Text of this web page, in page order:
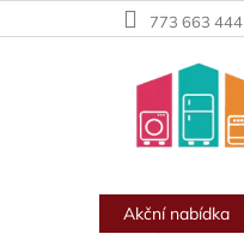
na
773 663 444
Akční nabídka